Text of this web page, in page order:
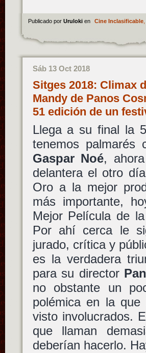
Publicado por Uruloki en Cine Inclasificable,
Sáb 13 Oct 2018
Sitges 2018: Climax
Mandy de Panos
51 edición de un
Llega a su final la
tenemos
Gaspar Noé,
delantera el otro
Oro a la mejor
más importante,
Mejor Película de
Por ahí cerca le
jurado, crítica y
es la verdadera
para su director
no obstante un
polémica en la
visto involucrados.
que llaman
deberían hacerlo.